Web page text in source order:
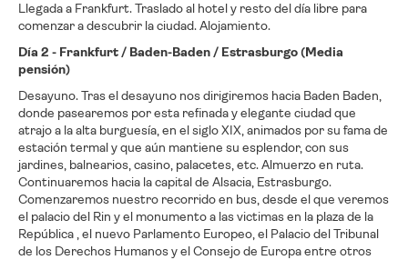
Llegada a Frankfurt. Traslado al hotel y resto del día libre para
comenzar a descubrir la ciudad. Alojamiento.
Día 2 - Frankfurt / Baden-Baden / Estrasburgo (Media
pensión)
Desayuno. Tras el desayuno nos dirigiremos hacia Baden Baden,
donde pasearemos por esta refinada y elegante ciudad que
atrajo a la alta burguesía, en el siglo XIX, animados por su fama de
estación termal y que aún mantiene su esplendor, con sus
jardines, balnearios, casino, palacetes, etc. Almuerzo en ruta.
Continuaremos hacia la capital de Alsacia, Estrasburgo.
Comenzaremos nuestro recorrido en bus, desde el que veremos
el palacio del Rin y el monumento a las victimas en la plaza de la
República , el nuevo Parlamento Europeo, el Palacio del Tribunal
de los Derechos Humanos y el Consejo de Europa entre otros